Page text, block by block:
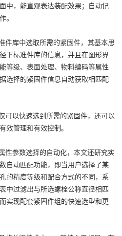
中，能直观表达装配效果；自动记
。
件库中选取所需的紧固件，其基本思
下标准件库的信息，并且在图形界
等级、表面处理、物料编码等属性
选择的紧固件信息自动获取相匹配
可以快速选到所需的紧固件，还可以
效管理和有效控制。
性参数选择的自动化，本文还研究实
自动匹配功能，即当用户选择了某
的精度等级和配合方式的不同，系
中过滤出与所选螺栓公称直径相匹
实现配套紧固件组的快速选型和更